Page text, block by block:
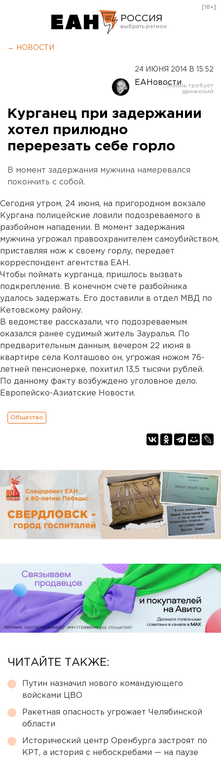
РОССИЯ
Оренбург
[18+]
← НОВОСТИ
24 ИЮНЯ 2014 В 15:52
ЕАНовости
Курганец при задержании
хотел прилюдно
перерезать себе горло
В момент задержания мужчина намеревался
покончить с собой.
Сегодня утром, 24 июня, на пригородном вокзале
Кургана полицейские ловили подозреваемого в
разбойном нападении. В момент задержания
мужчина угрожал правоохранителем самоубийством,
приставляя нож к своему горлу, передает
корреспондент агентства ЕАН.
Чтобы поймать курганца, пришлось вызвать
подкрепление. В конечном счете разбойника
удалось задержать. Его доставили в отдел МВД по
Кетовскому району.
В ведомстве рассказали, что подозреваемым
оказался ранее судимый житель Зауралья. По
предварительным данным, вечером 22 июня в
квартире села Колташово он, угрожая ножом 76-
летней пенсионерке, похитил 13,5 тысячи рублей.
По данному факту возбуждено уголовное дело.
Европейско-Азиатские Новости.
Общество
ЧИТАЙТЕ ТАКЖЕ:
Путин назначил нового командующего
войсками ЦВО
Ракетная опасность угрожает Челябинской
области
Исторический центр Оренбурга застроят по
КРТ, а история с небоскребами — на паузе